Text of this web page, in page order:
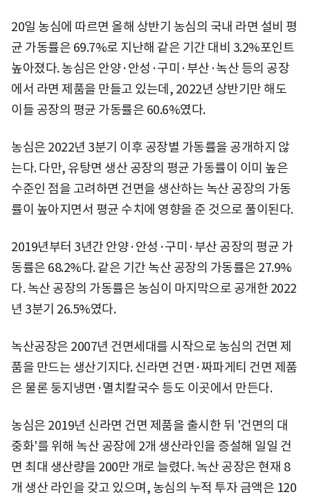
20일 농심에 따르면 올해 상반기 농심의 국내 라면 설비 평
균 가동률은 69.7%로 지난해 같은 기간 대비 3.2%포인트
높아졌다. 농심은 안양·안성·구미·부산·녹산 등의 공장
에서 라면 제품을 만들고 있는데, 2022년 상반기만 해도
이들 공장의 평균 가동률은 60.6%였다.
농심은 2022년 3분기 이후 공장별 가동률을 공개하지 않
는다. 다만, 유탕면 생산 공장의 평균 가동률이 이미 높은
수준인 점을 고려하면 건면을 생산하는 녹산 공장의 가동
률이 높아지면서 평균 수치에 영향을 준 것으로 풀이된다.
2019년부터 3년간 안양·안성·구미·부산 공장의 평균 가
동률은 68.2%다. 같은 기간 녹산 공장의 가동률은 27.9%
다. 녹산 공장의 가동률은 농심이 마지막으로 공개한 2022
년 3분기 26.5%였다.
녹산공장은 2007년 건면세대를 시작으로 농심의 건면 제
품을 만드는 생산기지다. 신라면 건면·짜파게티 건면 제품
은 물론 둥지냉면·멸치칼국수 등도 이곳에서 만든다.
농심은 2019년 신라면 건면 제품을 출시한 뒤 '건면의 대
중화'를 위해 녹산 공장에 2개 생산라인을 증설해 일일 건
면 최대 생산량을 200만 개로 늘렸다. 녹산 공장은 현재 8
개 생산 라인을 갖고 있으며, 농심의 누적 투자 금액은 120